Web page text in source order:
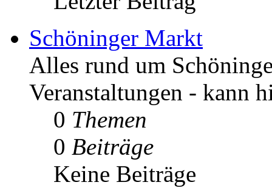
Schöninger Markt
Alles rund um
Veranstaltungen - kann
0 Themen
0 Beiträge
Keine Beiträge